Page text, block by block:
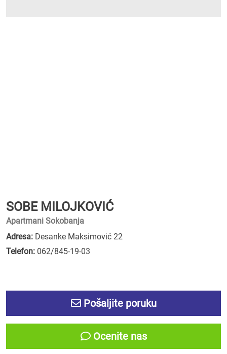
SOBE MILOJKOVIĆ
Apartmani Sokobanja
Adresa: Desanke Maksimović 22
Telefon: 062/845-19-03
Pošaljite poruku
Ocenite nas